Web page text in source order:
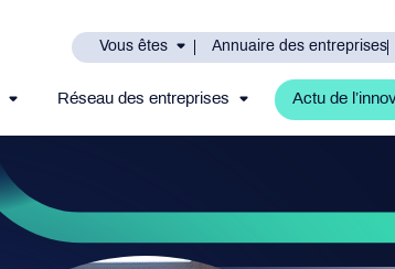
Vous êtes Annuaire des entreprises
Réseau des entreprises Actu de